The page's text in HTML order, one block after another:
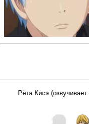
Рёта Кисэ (озвучивает